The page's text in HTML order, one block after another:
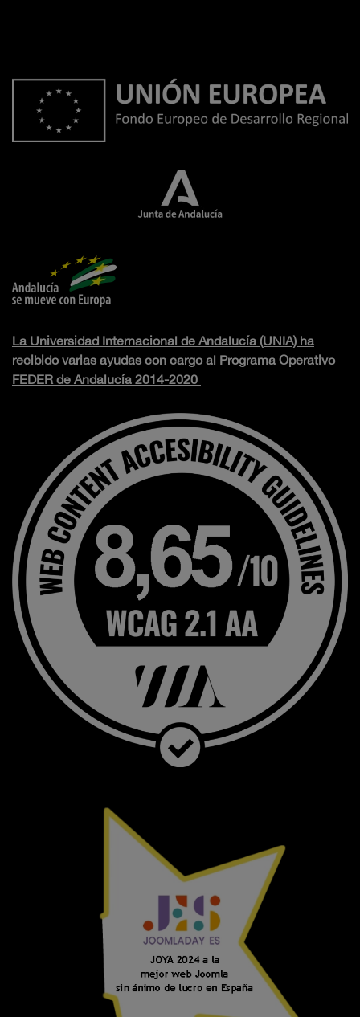
La Universidad Internacional de Andalucía (UNIA) ha
recibido varias ayudas con cargo al Programa Operativo
FEDER de Andalucía 2014-2020